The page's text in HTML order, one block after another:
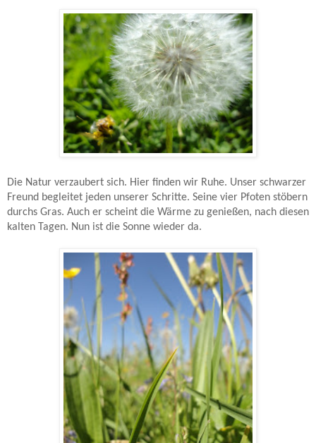
Die Natur verzaubert sich. Hier finden wir Ruhe. Unser schwarzer
Freund begleitet jeden unserer Schritte. Seine vier Pfoten stöbern
durchs Gras. Auch er scheint die Wärme zu genießen, nach diesen
kalten Tagen. Nun ist die Sonne wieder da.